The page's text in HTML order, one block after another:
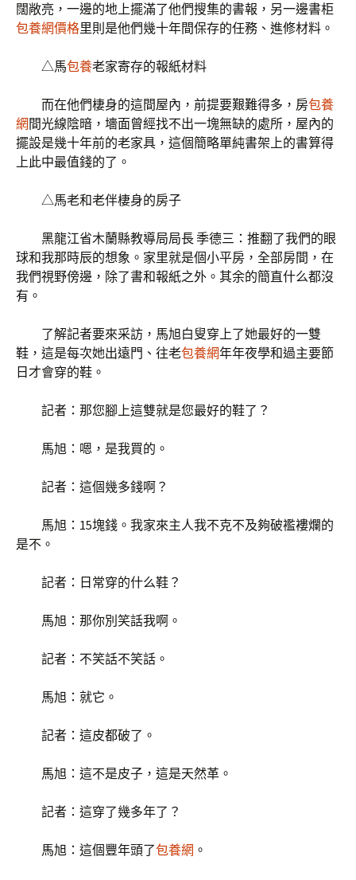
闊敞亮，一邊的地上擺滿了他們搜集的書報，另一邊書柜
包養網價格里則是他們幾十年間保存的任務、進修材料。
△馬包養老家寄存的報紙材料
而在他們棲身的這間屋內，前提要艱難得多，房包養
網 間光線陰暗，墻面曾經找不出一塊無缺的處所，屋內的
擺設是幾十年前的老家具，這個簡略單純書架上的書算得
上此中最值錢的了。
△馬老和老伴棲身的房子
黑龍江省木蘭縣教導局局長 季德三：推翻了我們的眼
球和我那時辰的想象。家里就是個小平房，全部房間，在
我們視野傍邊，除了書和報紙之外。其余的簡直什么都沒
有。
了解記者要來采訪，馬旭白叟穿上了她最好的一雙
鞋，這是每次她出遠門、往老包養網年年夜學和過主要節
日才會穿的鞋。
記者：那您腳上這雙就是您最好的鞋了？
馬旭：嗯，是我買的。
記者：這個幾多錢啊？
馬旭：15塊錢。我家來主人我不克不及夠破襤褸爛的
是不。
記者：日常穿的什么鞋？
馬旭：那你別笑話我啊。
記者：不笑話不笑話。
馬旭：就它。
記者：這皮都破了。
馬旭：這不是皮子，這是天然革。
記者：這穿了幾多年了？
馬旭：這個豐年頭了包養網 。